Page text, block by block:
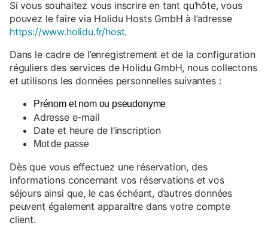
Si vous souhaitez vous inscrire en tant qu’hôte, vous
pouvez le faire via Holidu Hosts GmbH à l’adresse
https://www.holidu.fr/host.
Dans le cadre de l’enregistrement et de la configuration
réguliers des services de Holidu GmbH, nous collectons
et utilisons les données personnelles suivantes :
Prénom et nom ou pseudonyme
Adresse e-mail
Date et heure de l’inscription
Mot de passe
Dès que vous effectuez une réservation, des
informations concernant vos réservations et vos
séjours ainsi que, le cas échéant, d’autres données
peuvent également apparaître dans votre compte
client.